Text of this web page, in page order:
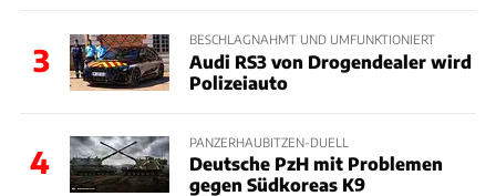
3
BESCHLAGNAHMT UND UMFUNKTIONIERT
Audi RS3 von Drogendealer wird
Polizeiauto
4
PANZERHAUBITZEN-DUELL
Deutsche PzH mit Problemen
gegen Südkoreas K9